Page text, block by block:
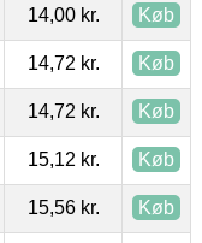
14,00 kr. Køb
14,72 kr. Køb
14,72 kr. Køb
15,12 kr. Køb
15,56 kr. Køb